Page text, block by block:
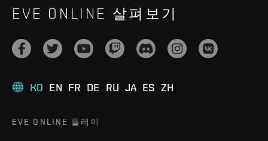
EVE ONLINE 살펴보기
KO EN FR DE RU JA ES ZH
EVE ONLINE 플레이